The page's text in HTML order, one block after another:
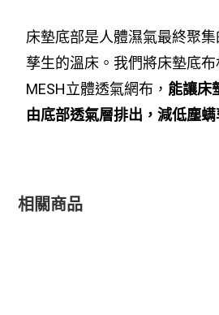
床墊底部是人體濕氣最終聚
孳生的溫床。我們將床墊底布
MESH立體透氣網布， 能讓床
由底部透氣層排出，減低塵
相關商品